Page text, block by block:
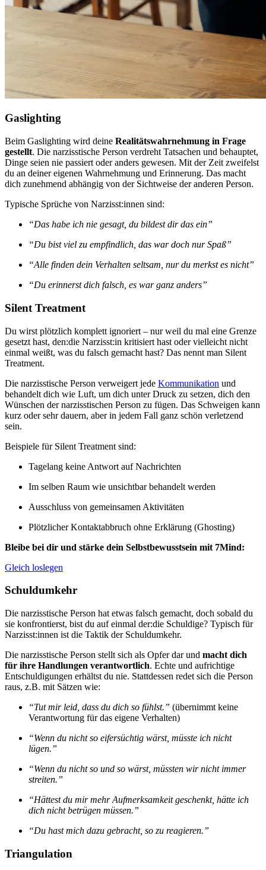
Gaslighting
Beim Gaslighting wird deine Realitätswahrnehmung in Frage
gestellt. Die narzisstische Person verdreht Tatsachen und behauptet,
Dinge seien nie passiert oder anders gewesen. Mit der Zeit zweifelst
du an deiner eigenen Wahrnehmung und Erinnerung. Das macht
dich zunehmend abhängig von der Sichtweise der anderen Person.
Typische Sprüche von Narzisst:innen sind:
“Das habe ich nie gesagt, du bildest dir das ein”
“Du bist viel zu empfindlich, das war doch nur Spaß”
“Alle finden dein Verhalten seltsam, nur du merkst es nicht”
“Du erinnerst dich falsch, es war ganz anders”
Silent Treatment
Du wirst plötzlich komplett ignoriert – nur weil du mal eine Grenze
gesetzt hast, den:die Narzisst:in kritisiert hast oder vielleicht nicht
einmal weißt, was du falsch gemacht hast? Das nennt man Silent
Treatment.
Die narzisstische Person verweigert jede Kommunikation und
behandelt dich wie Luft, um dich unter Druck zu setzen, dich den
Wünschen der narzisstischen Person zu fügen. Das Schweigen kann
kurz oder sehr dauern, aber in jedem Fall ganz schön verletzend
sein.
Beispiele für Silent Treatment sind:
Tagelang keine Antwort auf Nachrichten
Im selben Raum wie unsichtbar behandelt werden
Ausschluss von gemeinsamen Aktivitäten
Plötzlicher Kontaktabbruch ohne Erklärung (Ghosting)
Bleibe bei dir und stärke dein Selbstbewusstsein mit 7Mind:
Gleich loslegen
Schuldumkehr
Die narzisstische Person hat etwas falsch gemacht, doch sobald du
sie konfrontierst, bist du auf einmal der:die Schuldige? Typisch für
Narzisst:innen ist die Taktik der Schuldumkehr.
Die narzisstische Person stellt sich als Opfer dar und macht dich
für ihre Handlungen verantwortlich. Echte und aufrichtige
Entschuldigungen erhältst du nie. Stattdessen redet sich die Person
raus, z.B. mit Sätzen wie:
“Tut mir leid, dass du dich so fühlst.” (übernimmt keine
Verantwortung für das eigene Verhalten)
“Wenn du nicht so eifersüchtig wärst, müsste ich nicht
lügen.”
“Wenn du nicht so und so wärst, müssten wir nicht immer
streiten.”
“Hättest du mir mehr Aufmerksamkeit geschenkt, hätte ich
dich nicht betrügen müssen.”
“Du hast mich dazu gebracht, so zu reagieren.”
Triangulation